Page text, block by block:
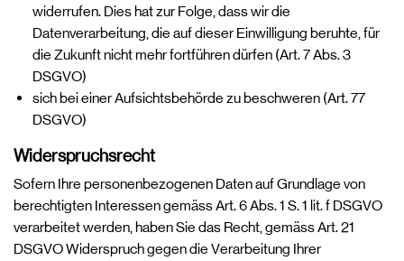
widerrufen. Dies hat zur Folge, dass wir die
Datenverarbeitung, die auf dieser Einwilligung beruhte, für
die Zukunft nicht mehr fortführen dürfen (Art. 7 Abs. 3
DSGVO)
sich bei einer Aufsichtsbehörde zu beschweren (Art. 77
DSGVO)
Widerspruchsrecht
Sofern Ihre personenbezogenen Daten auf Grundlage von
berechtigten Interessen gemäss Art. 6 Abs. 1 S. 1 lit. f DSGVO
verarbeitet werden, haben Sie das Recht, gemäss Art. 21
DSGVO Widerspruch gegen die Verarbeitung Ihrer